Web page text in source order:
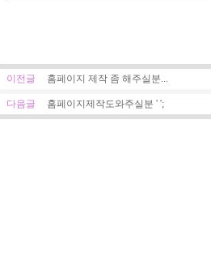
이전글 홈페이지 제작 좀 해주실분...
다음글 홈페이지제작도와주실분 ' ';